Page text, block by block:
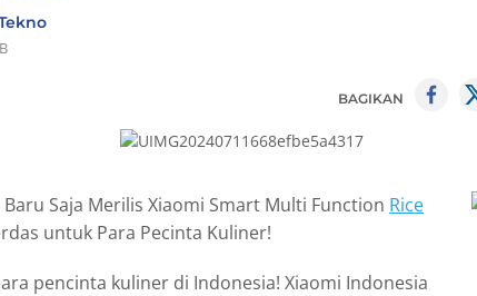
BAGIKAN
Saja Merilis Xiaomi Smart Multi Function Rice
untuk Para Pecinta Kuliner!
pencinta kuliner di Indonesia! Xiaomi Indonesia